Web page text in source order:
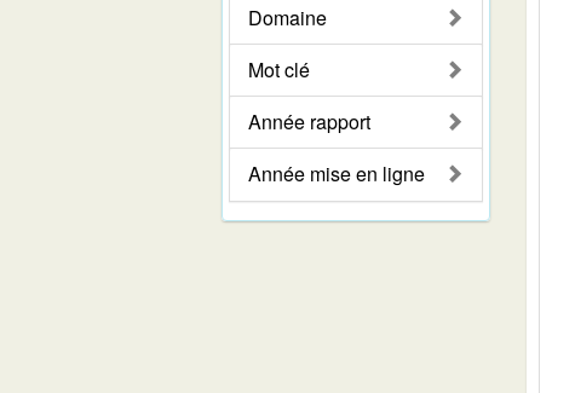
Domaine
Mot clé
Année rapport
Année mise en ligne